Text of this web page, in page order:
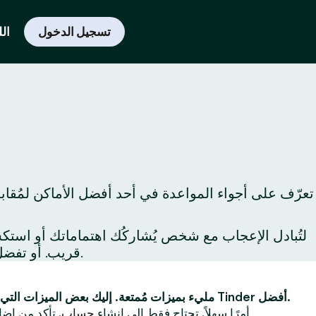
تسجيل الدخول
تعرّف على أجواء المواعدة في أحد أفضل الأماكن
قريب. أو تفضل بزيارة المعالم السياحية حول المدينة لِتكتشفها لأول مرة أو لِتكتشف من جديد أفضل ما يُمكن فعله في المدينة.
Tinder مليء بميزات مُمتعة. إليك بعض الميزات التي ستجعل تجربتك على Tinder أفضل.
أولاً ، يُعد استخدام Tinder أمرًا سهلاً. تحتاج فقط إلى إنشاء حساب. تأكد من